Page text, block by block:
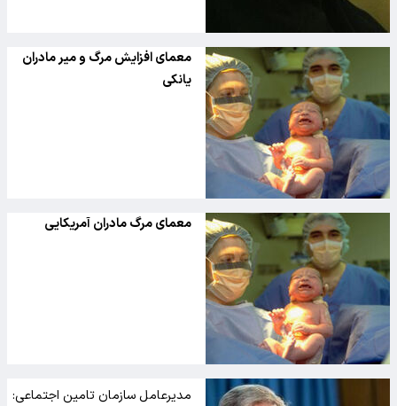
معمای افزایش مرگ و میر مادران
یانکی
معمای مرگ مادران آمریکایی
مدیرعامل سازمان تامین اجتماعی: